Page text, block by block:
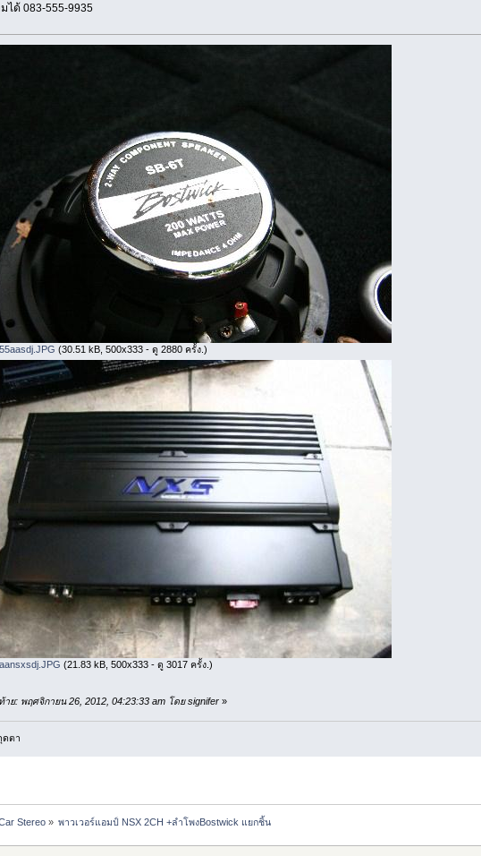
ได้ 083-555-9935
(30.51 kB, 500x333 - ดู 2880 ครั้ง.)
(21.83 kB, 500x333 - ดู 3017 ครั้ง.)
าย: พฤศจิกายน 26, 2012, 04:23:33 am โดย signifer»
ดตา
Stereo » พาวเวอร์แอมป์ NSX 2CH +ลำโพงBostwick แยกชิ้น